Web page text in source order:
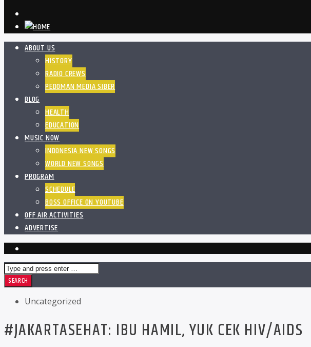
ABOUT US
HISTORY
RADIO CREWS
PEDOMAN MEDIA SIBER
BLOG
HEALTH
EDUCATION
MUSIC NOW
INDONESIA NEW SONGS
WORLD NEW SONGS
PROGRAM
SCHEDULE
BOSS OFFICE ON YOUTUBE
OFF AIR ACTIVITIES
ADVERTISE
Uncategorized
#JAKARTASEHAT: IBU HAMIL, YUK CEK HIV/AIDS